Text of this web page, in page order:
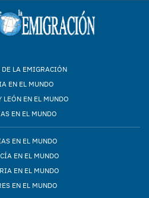
DE LA EMIGRACIÓN
EN EL MUNDO
LEÓN EN EL MUNDO
EN EL MUNDO
EN EL MUNDO
EN EL MUNDO
EN EL MUNDO
EN EL MUNDO